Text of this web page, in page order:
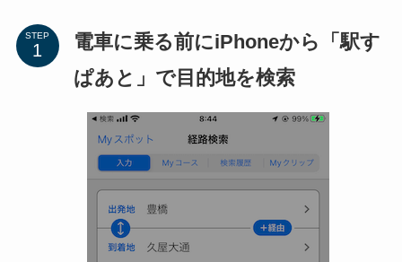
STEP
電車に乗る前にiPhoneから「駅す
ぱあと」で目的地を検索